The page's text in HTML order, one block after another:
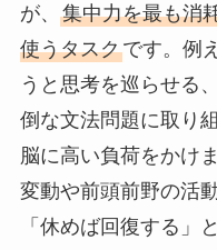
が、 集中力を最も消
使うタスクです。例
うと思考を巡らせる
倒な文法問題に取り
脳に高い負荷をかけ
変動や前頭前野の活
「休めば回復する」